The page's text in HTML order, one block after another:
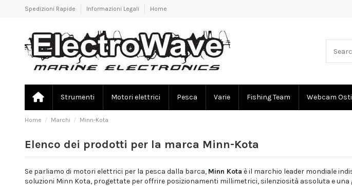
Spedizioni Rapide Informazioni Legali Home
Strumenti Motori elettrici Pesca Varie Fishing Team Webcam
Home Marchi Minn-Kota
Elenco dei prodotti per la marca Minn-Kota
Se parliamo di motori elettrici per la pesca dalla barca, Minn Kota è il marchio leader mondiale
soluzioni Minn Kota, progettate per offrire posizionamenti millimetrici, silenziosità assoluta e